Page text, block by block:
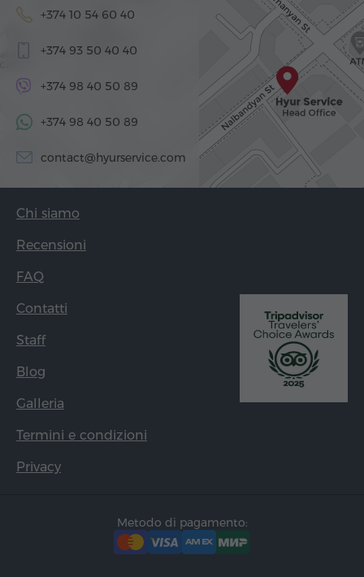
+374 10 54 60 40
+374 93 50 40 40
+374 98 40 50 89
+374 98 40 50 89
contact@hyurservice.com
Chi siamo
Recensioni
FAQ
Contatti
Staff
Blog
Galleria
Termini e condizioni
Privacy
Metodo di pagamento: